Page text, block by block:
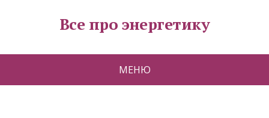
Все про энергетику
МЕНЮ